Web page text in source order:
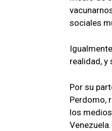
sociales
realidad, y
Por su
Perdomo,
los
Venezuela.